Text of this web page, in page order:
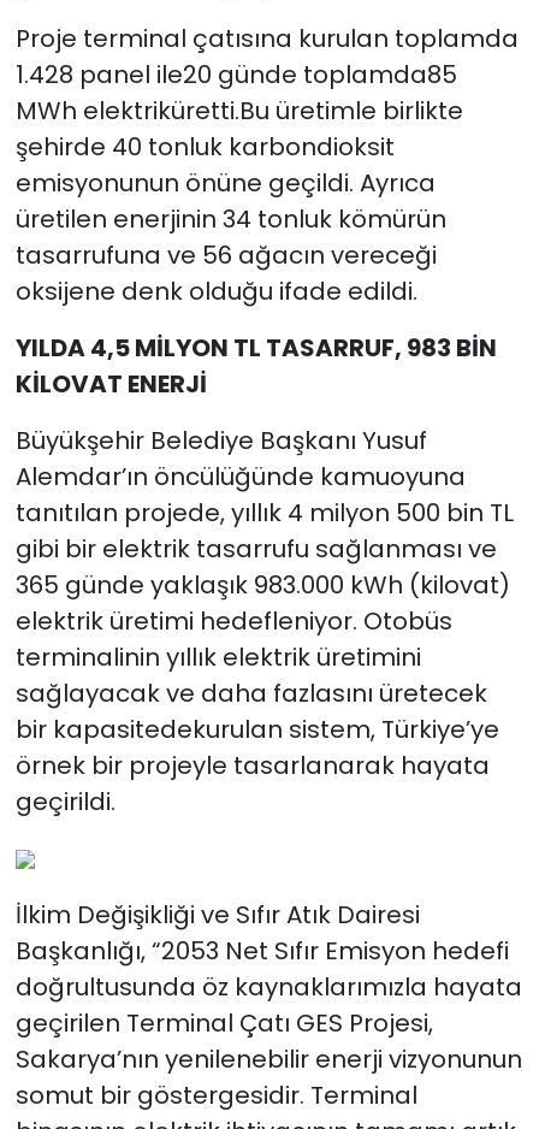
Proje terminal çatısına kurulan toplamda
1.428 panel ile20 günde toplamda85
MWh elektriküretti.Bu üretimle birlikte
şehirde 40 tonluk karbondioksit
emisyonunun önüne geçildi. Ayrıca
üretilen enerjinin 34 tonluk kömürün
tasarrufuna ve 56 ağacın vereceği
oksijene denk olduğu ifade edildi.
YILDA 4,5 MİLYON TL TASARRUF, 983 BİN
KİLOVAT ENERJİ
Büyükşehir Belediye Başkanı Yusuf
Alemdar’ın öncülüğünde kamuoyuna
tanıtılan projede, yıllık 4 milyon 500 bin TL
gibi bir elektrik tasarrufu sağlanması ve
365 günde yaklaşık 983.000 kWh (kilovat)
elektrik üretimi hedefleniyor. Otobüs
terminalinin yıllık elektrik üretimini
sağlayacak ve daha fazlasını üretecek
bir kapasitedekurulan sistem, Türkiye’ye
örnek bir projeyle tasarlanarak hayata
geçirildi.
İlkim Değişikliği ve Sıfır Atık Dairesi
Başkanlığı, “2053 Net Sıfır Emisyon hedefi
doğrultusunda öz kaynaklarımızla hayata
geçirilen Terminal Çatı GES Projesi,
Sakarya’nın yenilenebilir enerji vizyonunun
somut bir göstergesidir. Terminal